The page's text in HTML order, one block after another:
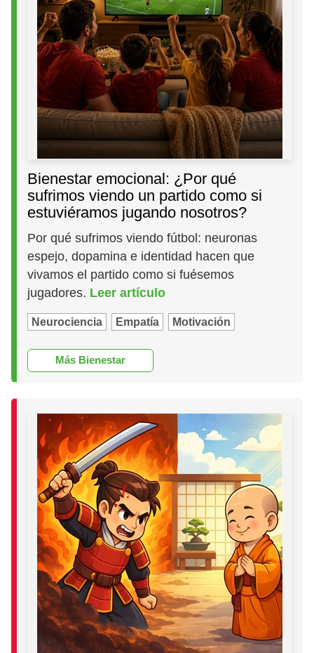
Bienestar emocional: ¿Por qué
sufrimos viendo un partido como si
estuviéramos jugando nosotros?
Por qué sufrimos viendo fútbol: neuronas
espejo, dopamina e identidad hacen que
vivamos el partido como si fuésemos
jugadores. Leer artículo
Neurociencia Empatía Motivación
Más Bienestar